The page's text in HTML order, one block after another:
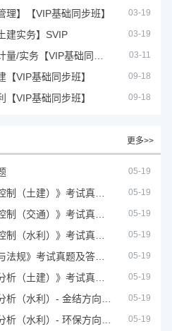
】【VIP基础同步班】 03-19
建实务】SVIP 03-19
03-11
VIP基础同步班】 09-18
VIP基础同步班】 09-18
更多>>
05-19
05-19
05-19
05-19
05-19
05-19
05-19
05-19